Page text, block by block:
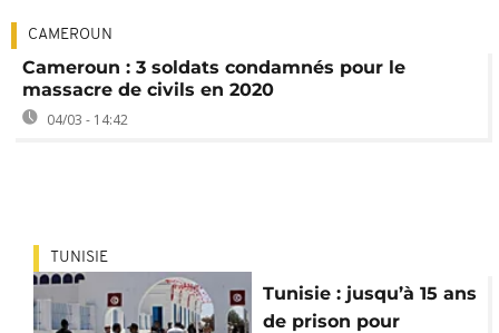
CAMEROUN
Cameroun : 3 soldats condamnés pour le
massacre de civils en 2020
04/03 - 14:42
TUNISIE
Tunisie : jusqu’à 15 ans
de prison pour